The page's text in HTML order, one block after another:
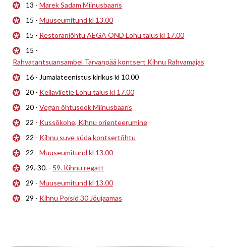
13 - Marek Sadam Miinusbaaris
15 - Muuseumitund kl 13.00
15 - Restoraniõhtu AEGA OND Lohu talus kl 17.00
15 -
Rahvatantsuansambel Tarvanpää kontsert Kihnu Rahvamajas
16 - Jumalateenistus kirikus kl 10.00
20 - Kelläviietie Lohu talus kl 17.00
20 - Vegan õhtusöök Miinusbaaris
22 - Kussõkohe, Kihnu orienteerumine
22 - Kihnu suve süda kontsertõhtu
22 - Muuseumitund kl 13.00
29.-30. - 59. Kihnu regatt
29 - Muuseumitund kl 13.00
29 - Kihnu Poisid 30 Jõujaamas